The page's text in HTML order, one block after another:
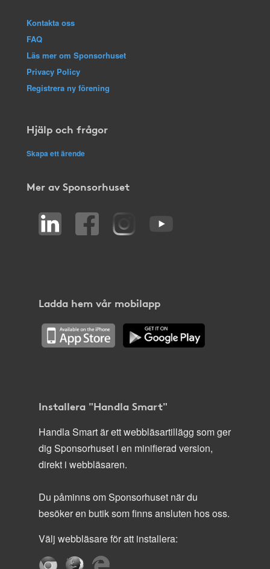
Kontakta oss
FAQ
Läs mer om Sponsorhuset
Privacy Policy
Registrera ny förening
Hjälp och frågor
Skapa ett ärende
Mer av Sponsorhuset
Ladda hem vår mobilapp
Installera "Handla Smart"
Handla Smart är ett webbläsartillägg som ger
dig Sponsorhuset i en minifierad version,
direkt i webbläsaren.
Du påminns om Sponsorhuset när du
besöker en butik som finns ansluten hos oss.
Välj webbläsare för att installera: